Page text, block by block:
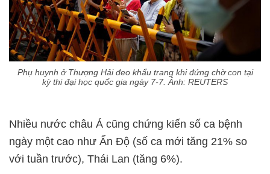
Phụ huynh ở Thượng Hải đeo khẩu trang khi đứng chờ con tại
kỳ thi đại học quốc gia ngày 7-7. Ảnh: REUTERS
Nhiều nước châu Á cũng chứng kiến số ca bệnh
ngày một cao như Ấn Độ (số ca mới tăng 21% so
với tuần trước), Thái Lan (tăng 6%).